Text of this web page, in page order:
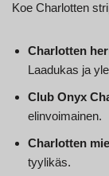
Koe Charlotten
Charlotten
Laadukas ja
Club Onyx
elinvoimainen.
Charlotten
tyylikäs.